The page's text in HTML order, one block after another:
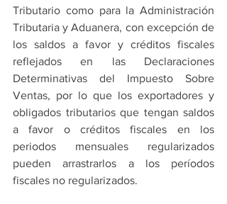
Tributario como para la Administración
Tributaria y Aduanera, con excepción de
los saldos a favor y créditos fiscales
reflejados en las Declaraciones
Determinativas del Impuesto Sobre
Ventas, por lo que los exportadores y
obligados tributarios que tengan saldos
a favor o créditos fiscales en los
periodos mensuales regularizados
pueden arrastrarlos a los períodos
fiscales no regularizados.